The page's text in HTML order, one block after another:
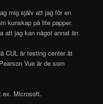
mig själv att jag för en
kunskap på lite papper.
att jag kan något annat än
CUL är testing center åt
Vue är de som
Microsoft.